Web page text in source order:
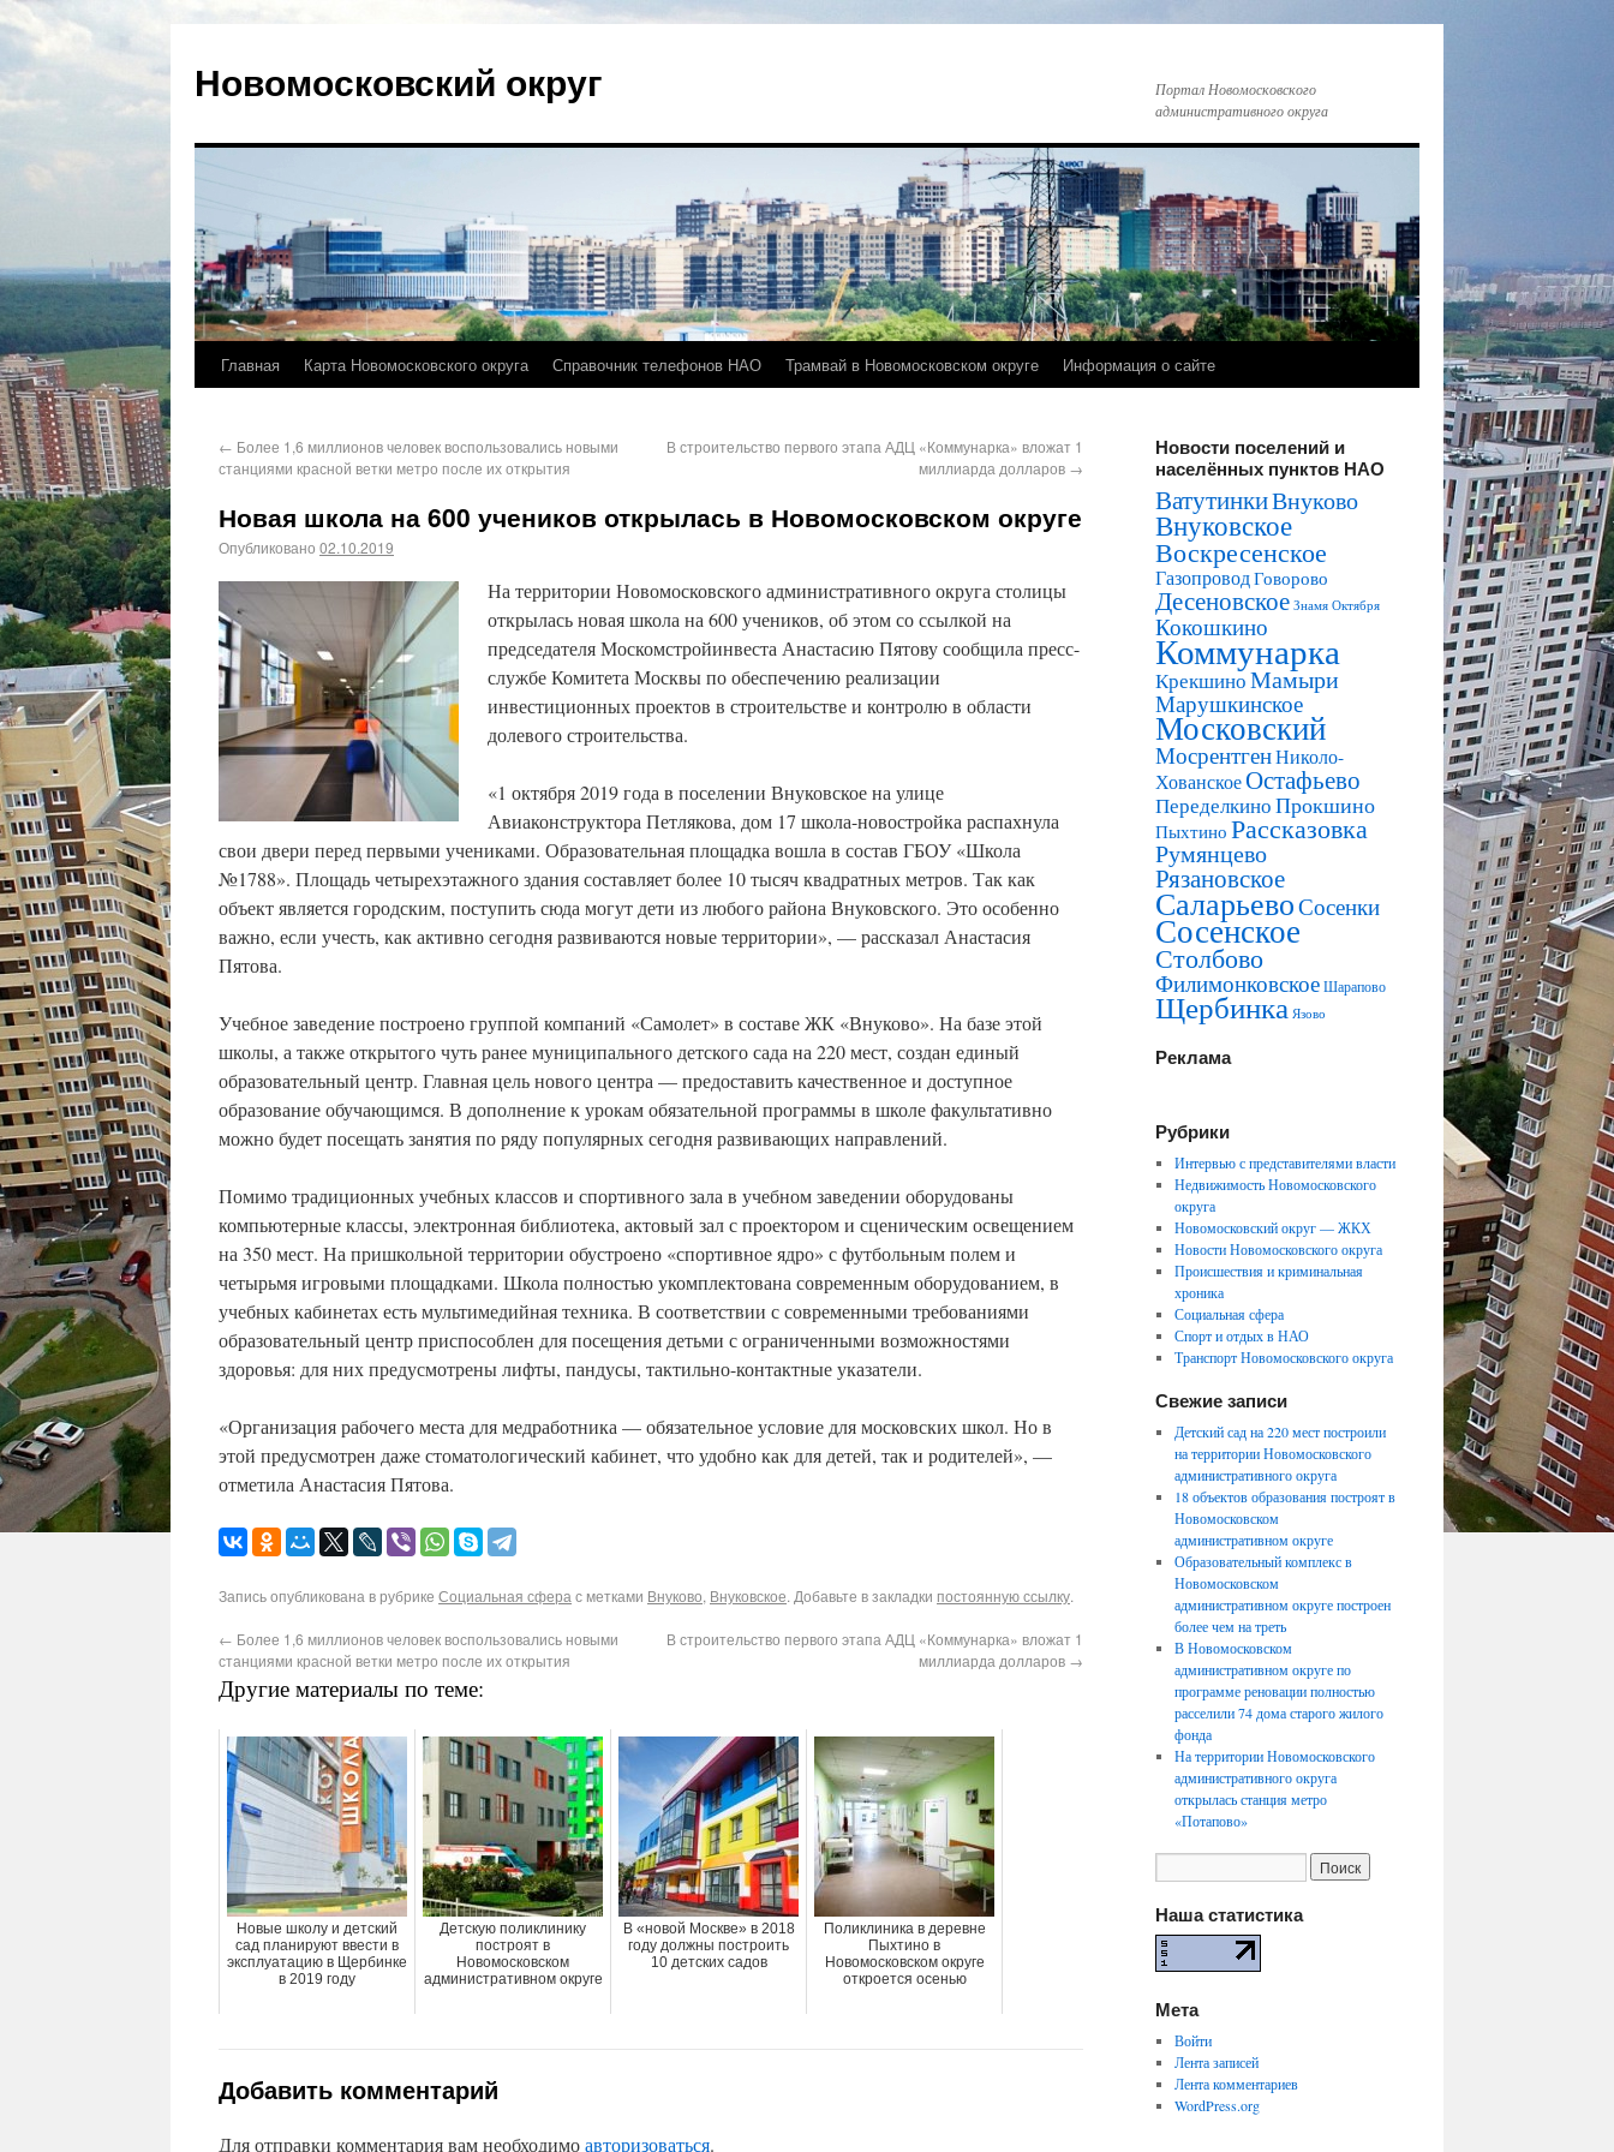
Новомосковский округ
Портал Новомосковского
административного округа
Главная Карта Новомосковского округа Справочник телефонов НАО Трамвай в Новомосковском округе Информация о сайте
← Более 1,6 миллионов человек воспользовались новыми
станциями красной ветки метро после их открытия
В строительство первого этапа АДЦ «Коммунарка» вложат 1
миллиарда долларов →
Новая школа на 600 учеников открылась в Новомосковском округе
Опубликовано 02.10.2019
На территории Новомосковского административного округа столицы
открылась новая школа на 600 учеников, об этом со ссылкой на
председателя Москомстройинвеста Анастасию Пятову сообщила пресс-
службе Комитета Москвы по обеспечению реализации
инвестиционных проектов в строительстве и контролю в области
долевого строительства.
«1 октября 2019 года в поселении Внуковское на улице
Авиаконструктора Петлякова, дом 17 школа-новостройка распахнула
свои двери перед первыми учениками. Образовательная площадка вошла в состав ГБОУ «Школа
№1788». Площадь четырехэтажного здания составляет более 10 тысяч квадратных метров. Так как
объект является городским, поступить сюда могут дети из любого района Внуковского. Это особенно
важно, если учесть, как активно сегодня развиваются новые территории», — рассказал Анастасия
Пятова.
Учебное заведение построено группой компаний «Самолет» в составе ЖК «Внуково». На базе этой
школы, а также открытого чуть ранее муниципального детского сада на 220 мест, создан единый
образовательный центр. Главная цель нового центра — предоставить качественное и доступное
образование обучающимся. В дополнение к урокам обязательной программы в школе факультативно
можно будет посещать занятия по ряду популярных сегодня развивающих направлений.
Помимо традиционных учебных классов и спортивного зала в учебном заведении оборудованы
компьютерные классы, электронная библиотека, актовый зал с проектором и сценическим освещением
на 350 мест. На пришкольной территории обустроено «спортивное ядро» с футбольным полем и
четырьмя игровыми площадками. Школа полностью укомплектована современным оборудованием, в
учебных кабинетах есть мультимедийная техника. В соответствии с современными требованиями
образовательный центр приспособлен для посещения детьми с ограниченными возможностями
здоровья: для них предусмотрены лифты, пандусы, тактильно-контактные указатели.
«Организация рабочего места для медработника — обязательное условие для московских школ. Но в
этой предусмотрен даже стоматологический кабинет, что удобно как для детей, так и родителей», —
отметила Анастасия Пятова.
Запись опубликована в рубрике Социальная сфера с метками Внуково, Внуковское. Добавьте в закладки постоянную ссылку.
← Более 1,6 миллионов человек воспользовались новыми
станциями красной ветки метро после их открытия
В строительство первого этапа АДЦ «Коммунарка» вложат 1
миллиарда долларов →
Другие материалы по теме:
Новые школу и детский
сад планируют ввести в
эксплуатацию в Щербинке
в 2019 году
Детскую поликлинику
построят в
Новомосковском
административном округе
В «новой Москве» в 2018
году должны построить
10 детских садов
Поликлиника в деревне
Пыхтино в
Новомосковском округе
откроется осенью
Добавить комментарий
Для отправки комментария вам необходимоавторизоваться.
Новости поселений и
населённых пунктов НАО
ВатутинкиВнуково
Внуковское
Воскресенское
ГазопроводГоворово
Десеновское Знамя Октября
Кокошкино
Коммунарка
КрекшиноМамыри
Марушкинское
Московский
МосрентгенНиколо-
ХованскоеОстафьево
ПеределкиноПрокшино
Пыхтино Рассказовка
Румянцево
Рязановское
СаларьевоСосенки
Сосенское
Столбово
ФилимонковскоеШарапово
Щербинка Язово
Реклама
Рубрики
Интервью с представителями власти
Недвижимость Новомосковского
округа
Новомосковский округ — ЖКХ
Новости Новомосковского округа
Происшествия и криминальная
хроника
Социальная сфера
Спорт и отдых в НАО
Транспорт Новомосковского округа
Свежие записи
Детский сад на 220 мест построили
на территории Новомосковского
административного округа
18 объектов образования построят в
Новомосковском
административном округе
Образовательный комплекс в
Новомосковском
административном округе построен
более чем на треть
В Новомосковском
административном округе по
программе реновации полностью
расселили 74 дома старого жилого
фонда
На территории Новомосковского
административного округа
открылась станция метро
«Потапово»
Наша статистика
Мета
Войти
Лента записей
Лента комментариев
WordPress.org